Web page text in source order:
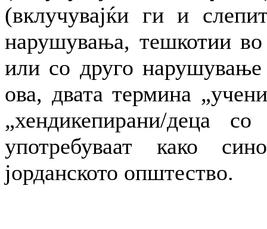
(вклучувајќи ги и
нарушувања, тешкотии
или со друго
ова, двата термина
„хендикепирани/деца
употребуваат како
јорданското општество.